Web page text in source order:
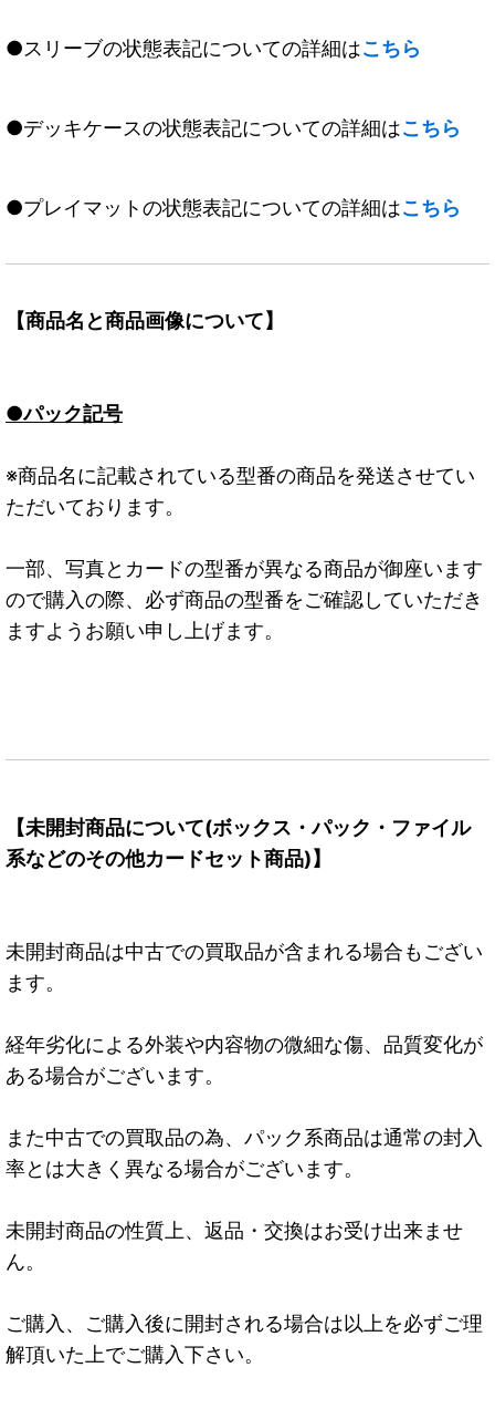
●スリーブの状態表記についての詳細はこちら
●デッキケースの状態表記についての詳細はこちら
●プレイマットの状態表記についての詳細はこちら
【商品名と商品画像について】
●パック記号
※商品名に記載されている型番の商品を発送させてい
ただいております。
一部、写真とカードの型番が異なる商品が御座います
ので購入の際、必ず商品の型番をご確認していただき
ますようお願い申し上げます。
【未開封商品について(ボックス・パック・ファイル
系などのその他カードセット商品)】
未開封商品は中古での買取品が含まれる場合もござい
ます。
経年劣化による外装や内容物の微細な傷、品質変化が
ある場合がございます。
また中古での買取品の為、パック系商品は通常の封入
率とは大きく異なる場合がございます。
未開封商品の性質上、返品・交換はお受け出来ませ
ん。
ご購入、ご購入後に開封される場合は以上を必ずご理
解頂いた上でご購入下さい。